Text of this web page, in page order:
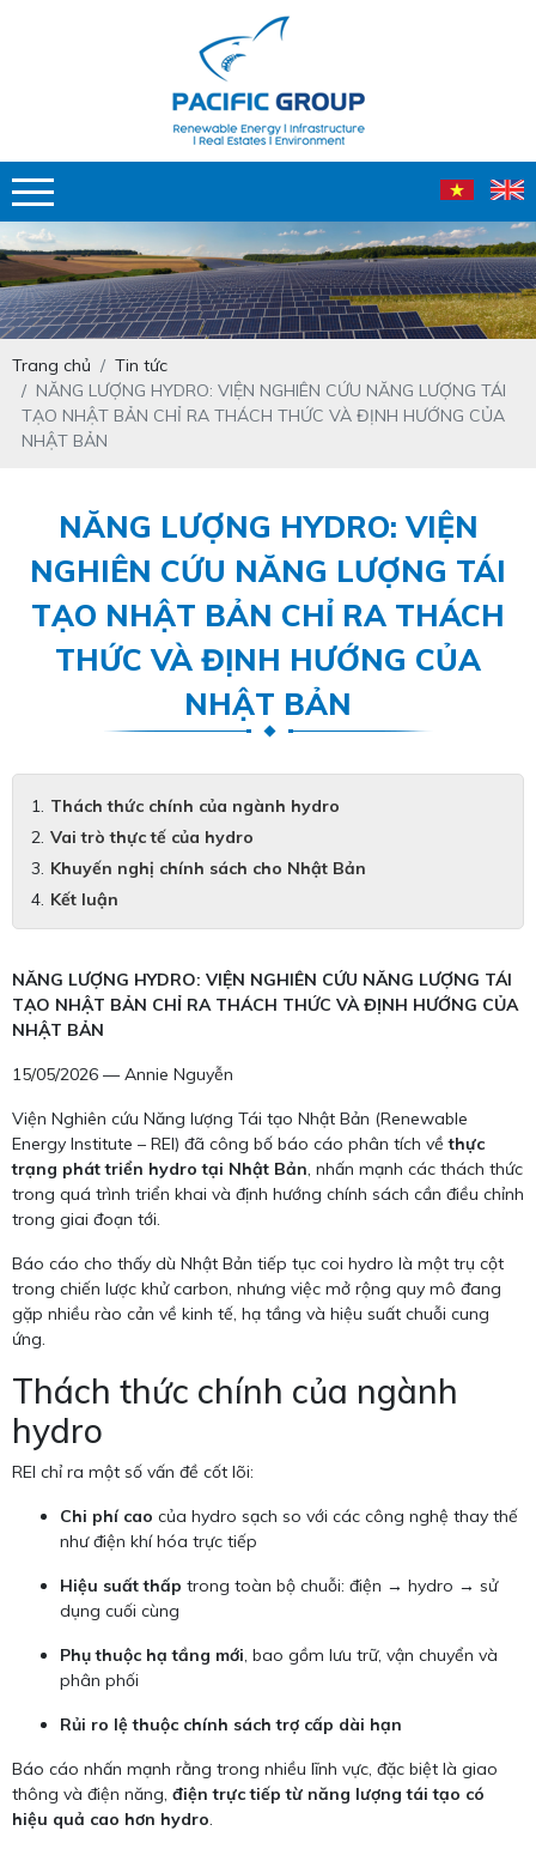
Trang chủ
Tin tức
NĂNG LƯỢNG HYDRO: VIỆN NGHIÊN CỨU NĂNG LƯỢNG TÁI
TẠO NHẬT BẢN CHỈ RA THÁCH THỨC VÀ ĐỊNH HƯỚNG CỦA
NHẬT BẢN
NĂNG LƯỢNG HYDRO: VIỆN
NGHIÊN CỨU NĂNG LƯỢNG TÁI
TẠO NHẬT BẢN CHỈ RA THÁCH
THỨC VÀ ĐỊNH HƯỚNG CỦA
NHẬT BẢN
Thách thức chính của ngành hydro
Vai trò thực tế của hydro
Khuyến nghị chính sách cho Nhật Bản
Kết luận
NĂNG LƯỢNG HYDRO: VIỆN NGHIÊN CỨU NĂNG LƯỢNG TÁI
TẠO NHẬT BẢN CHỈ RA THÁCH THỨC VÀ ĐỊNH HƯỚNG CỦA
NHẬT BẢN
15/05/2026 — Annie Nguyễn
Viện Nghiên cứu Năng lượng Tái tạo Nhật Bản (Renewable
Energy Institute – REI) đã công bố báo cáo phân tích vềthực
trạng phát triển hydro tại Nhật Bản, nhấn mạnh các thách thức
trong quá trình triển khai và định hướng chính sách cần điều chỉnh
trong giai đoạn tới.
Báo cáo cho thấy dù Nhật Bản tiếp tục coi hydro là một trụ cột
trong chiến lược khử carbon, nhưng việc mở rộng quy mô đang
gặp nhiều rào cản về kinh tế, hạ tầng và hiệu suất chuỗi cung
ứng.
Thách thức chính của ngành
hydro
REI chỉ ra một số vấn đề cốt lõi:
Chi phí cao của hydro sạch so với các công nghệ thay thế
như điện khí hóa trực tiếp
Hiệu suất thấp trong toàn bộ chuỗi: điện → hydro → sử
dụng cuối cùng
Phụ thuộc hạ tầng mới, bao gồm lưu trữ, vận chuyển và
phân phối
Rủi ro lệ thuộc chính sách trợ cấp dài hạn
Báo cáo nhấn mạnh rằng trong nhiều lĩnh vực, đặc biệt là giao
thông và điện năng, điện trực tiếp từ năng lượng tái tạo có
hiệu quả cao hơn hydro.